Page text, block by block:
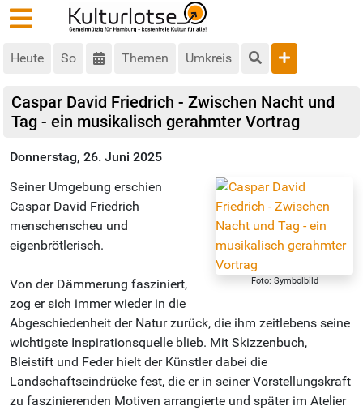
Heute So Themen Umkreis
Caspar David Friedrich - Zwischen Nacht und
Tag - ein musikalisch gerahmter Vortrag
Donnerstag, 26. Juni 2025
Foto: Symbolbild
Seiner Umgebung erschien
Caspar David Friedrich
menschenscheu und
eigenbrötlerisch.
Von der Dämmerung fasziniert,
zog er sich immer wieder in die
Abgeschiedenheit der Natur zurück, die ihm zeitlebens seine
wichtigste Inspirationsquelle blieb. Mit Skizzenbuch,
Bleistift und Feder hielt der Künstler dabei die
Landschaftseindrücke fest, die er in seiner Vorstellungskraft
zu faszinierenden Motiven arrangierte und später im Atelier